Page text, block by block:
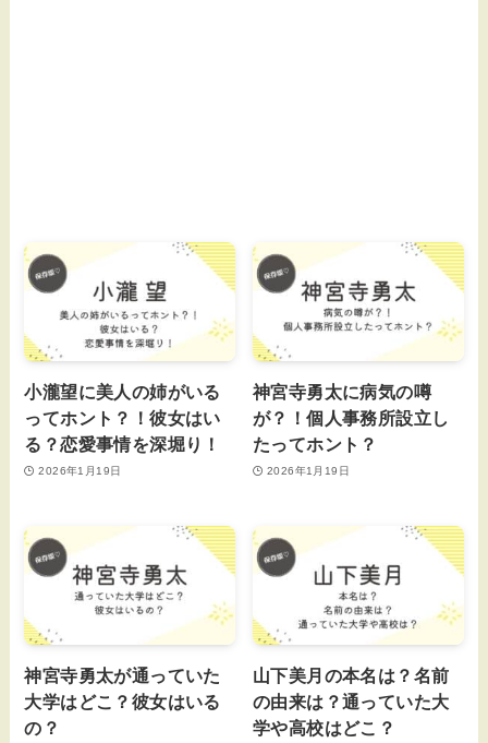
小瀧望に美人の姉がいる
ってホント？！彼女はい
る？恋愛事情を深堀り！
2026年1月19日
神宮寺勇太に病気の噂
が？！個人事務所設立し
たってホント？
2026年1月19日
神宮寺勇太が通っていた
大学はどこ？彼女はいる
の？
山下美月の本名は？名前
の由来は？通っていた大
学や高校はどこ？